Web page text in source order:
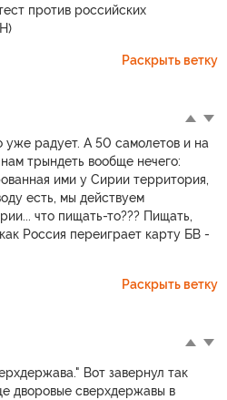
против российских
Раскрыть ветку
радует. А 50 самолетов и на
трындеть вообще нечего:
ими у Сирии территория,
есть, мы действуем
что пищать-то??? Пищать,
Россия переиграет карту БВ -
Раскрыть ветку
Вот завернул так
дворовые сверхдержавы в